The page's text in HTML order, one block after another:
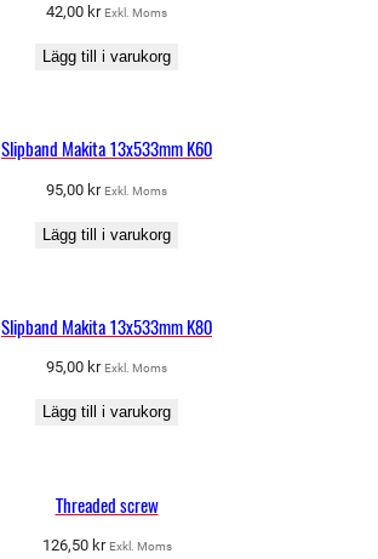
42,00 kr Exkl. Moms
Lägg till i varukorg
Slipband Makita 13x533mm K60
95,00 kr Exkl. Moms
Lägg till i varukorg
Slipband Makita 13x533mm K80
95,00 kr Exkl. Moms
Lägg till i varukorg
Threaded screw
126,50 kr Exkl. Moms